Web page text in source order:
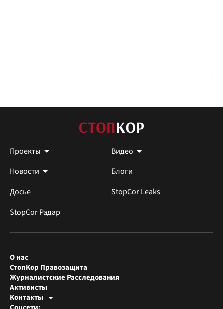
Проекты
Видео
Новости
Блоги
Досье
StopCor Leaks
StopCor Радар
О нас
СтопКор Правозащита
Журналистские Расследования
Активисты
Контакты